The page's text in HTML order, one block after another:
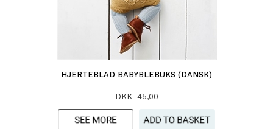
HJERTEBLAD BABYBLEBUKS (DANSK)
DKK 45,00